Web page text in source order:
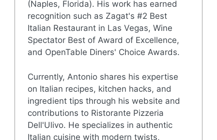
(Naples, Florida). His work has earned
recognition such as Zagat's #2 Best
Italian Restaurant in Las Vegas, Wine
Spectator Best of Award of Excellence,
and OpenTable Diners' Choice Awards.
Currently, Antonio shares his expertise
on Italian recipes, kitchen hacks, and
ingredient tips through his website and
contributions to Ristorante Pizzeria
Dell'Ulivo. He specializes in authentic
Italian cuisine with modern twists,